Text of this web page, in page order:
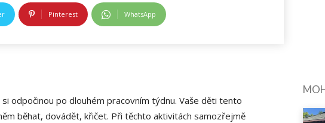
Pinterest WhatsApp
odpočinou po dlouhém pracovním týdnu. Vaše děti tento
běhat, dovádět, křičet. Při těchto aktivitách samozřejmě